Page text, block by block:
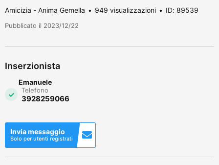
Amicizia - Anima Gemella 949 visualizzazioni ID: 89539
Pubblicato il 2023/12/22
Inserzionista
Emanuele
Telefono
3928259066
Invia messaggio
Solo per utenti registrati